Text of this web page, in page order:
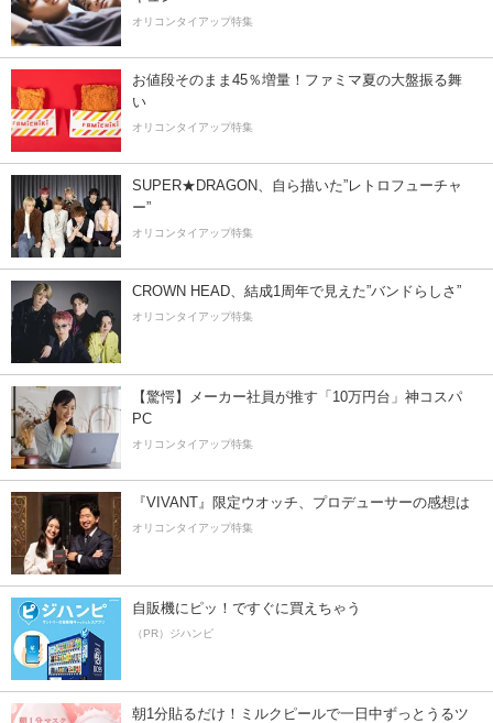
オリコンタイアップ特集
お値段そのまま45％増量！ファミマ夏の大盤振る舞
い
オリコンタイアップ特集
SUPER★DRAGON、自ら描いた”レトロフューチャ
ー”
オリコンタイアップ特集
CROWN HEAD、結成1周年で見えた”バンドらしさ”
オリコンタイアップ特集
【驚愕】メーカー社員が推す「10万円台」神コスパ
PC
オリコンタイアップ特集
『VIVANT』限定ウオッチ、プロデューサーの感想は
オリコンタイアップ特集
自販機にピッ！ですぐに買えちゃう
（PR）ジハンピ
朝1分貼るだけ！ミルクピールで一日中ずっとうるツ